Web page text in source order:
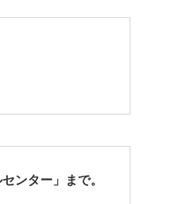
ンター」まで。